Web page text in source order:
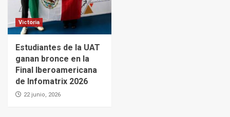
Victoria
Estudiantes de la UAT
ganan bronce en la
Final Iberoamericana
de Infomatrix 2026
22 junio, 2026